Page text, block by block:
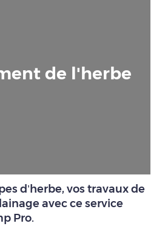
de l'herbe
d’herbe, vos travaux de
avec ce service
Pro.